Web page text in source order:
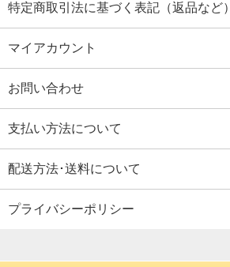
特定商取引法に基づく表記（返品など）
マイアカウント
お問い合わせ
支払い方法について
配送方法･送料について
プライバシーポリシー